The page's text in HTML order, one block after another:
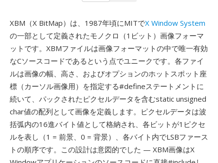
XBM（X BitMap）は、1987年頃にMITでX Window System
の一部として定義されたモノクロ（1ビット）画像フォーマ
ットです。XBMファイルは画像フォーマットの中で唯一有効
なCソースコードであるという点でユニークです。各ファイ
ルは画像の幅、高さ、およびオプションのホットスポット座
標（カーソル画像用）を指定する#defineステートメントに
続いて、パックされたピクセルデータを含むstatic unsigned
char値の配列として画像を定義します。ピクセルデータは波
括弧内の16進バイト値として格納され、各ビットが1ピクセ
ルを表し（1 = 前景、0 = 背景）、各バイト内でLSBファース
トの順序です。この設計は意図的でした — XBM画像はX